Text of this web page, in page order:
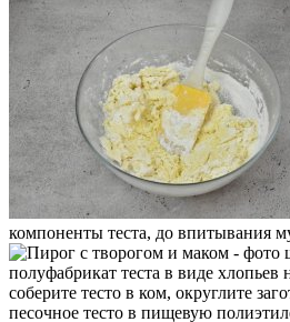
компоненты теста, до впитывания
полуфабрикат теста в виде хлопьев
соберите тесто в ком, округлите
песочное тесто в пищевую